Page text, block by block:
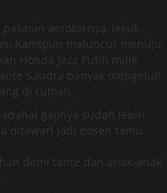
aerobiknya, lekuk-
Kamipun meluncur menuju
Honda Jazz Putih milik
Sandra banyak mengeluh
di rumah.
gajinya sudah lebih
ditawari jadi dosen tamu
demi tante dan anak-anak